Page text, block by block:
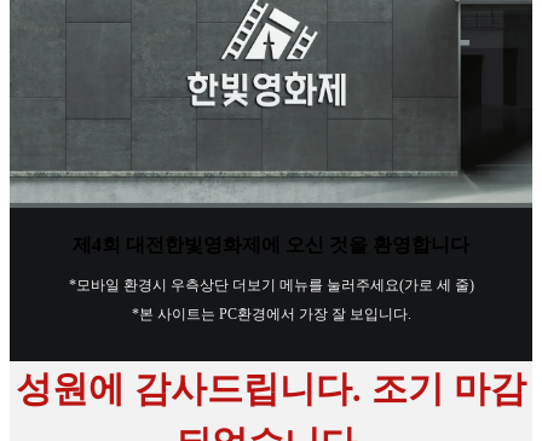
제4회 대전한빛영화제에 오신 것을 환영합니다
*모바일 환경시 우측상단 더보기 메뉴를 눌러주세요(가로 세 줄)
*본 사이트는 PC환경에서 가장 잘 보입니다.
성원에 감사드립니다. 조기 마감